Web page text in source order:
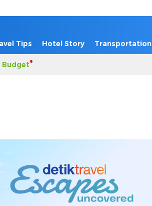
Tips Hotel Story Transportation
Budget